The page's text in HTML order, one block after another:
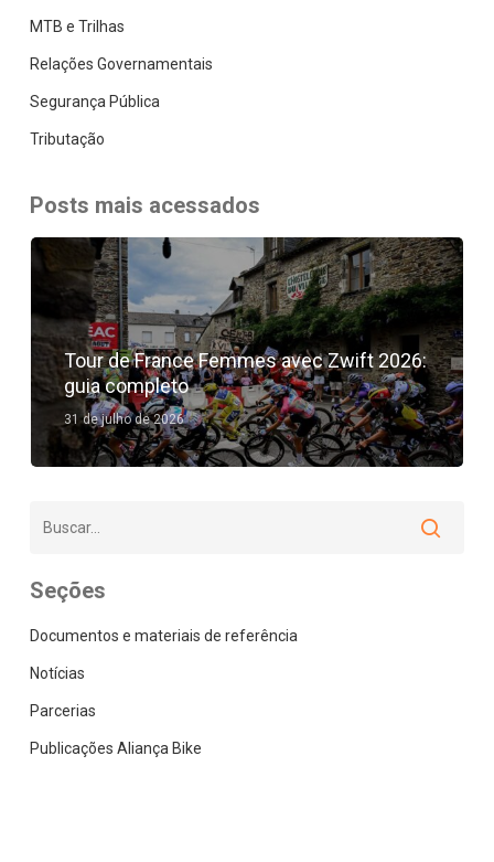
MTB e Trilhas
Relações Governamentais
Segurança Pública
Tributação
Posts mais acessados
Tour de France Femmes avec Zwift 2026:
guia completo
31 de julho de 2026
Seções
Documentos e materiais de referência
Notícias
Parcerias
Publicações Aliança Bike